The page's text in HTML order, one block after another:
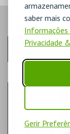
saber mais
Informações
Privacidade
Gerir
PASSO-
Escolha a